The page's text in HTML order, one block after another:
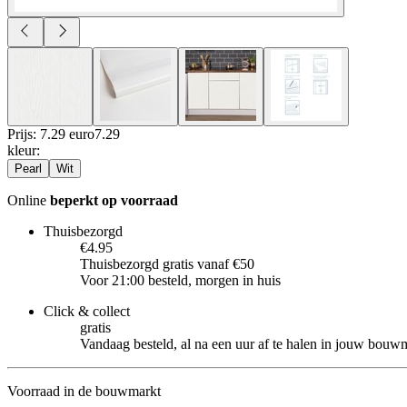
Prijs: 7.29 euro7.29
kleur:
Pearl Wit
Online beperkt op voorraad
Thuisbezorgd
€4.95
Thuisbezorgd gratis vanaf €50
Voor 21:00 besteld, morgen in huis
Click & collect
gratis
Vandaag besteld, al na een uur af te halen in jouw
Voorraad in de bouwmarkt